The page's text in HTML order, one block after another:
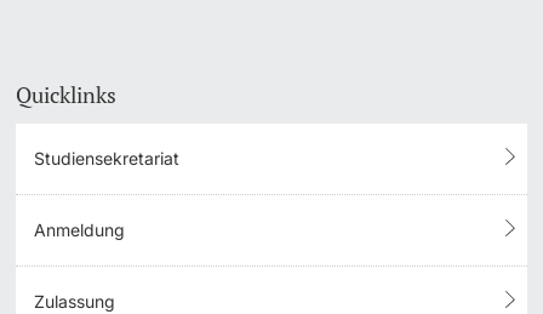
Quicklinks
Studiensekretariat
Anmeldung
Zulassung